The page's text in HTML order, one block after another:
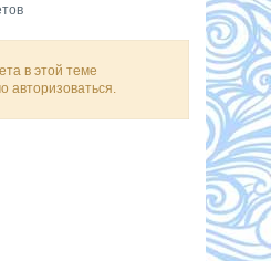
в этой теме
авторизоваться.